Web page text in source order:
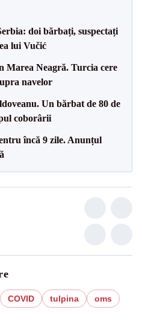
doi bărbați, suspectați
lui Vučić
Marea Neagră. Turcia cere
navelor
Un bărbat de 80 de
coborârii
încă 9 zile. Anunțul
COVID tulpina
oms